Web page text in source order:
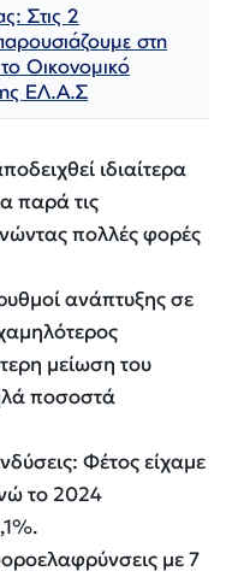
Στις 2
στη
Οικονομικό
ΕΛ.Α.Σ
ιδιαίτερα
παρά τις
πολλές φορές
ανάπτυξης σε
μείωση του
ποσοστά
Φέτος είχαμε
το 2024
με 7